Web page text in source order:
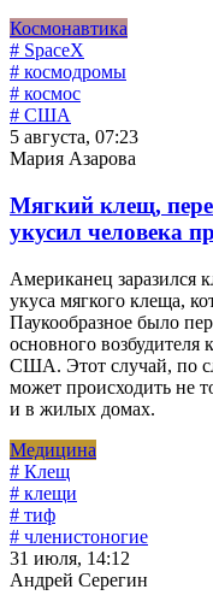
Космонавтика
# SpaceX
# космодромы
# космос
# США
5 августа, 07:23
Мария Азарова
Мягкий клещ,
укусил человека
Американец заразился
укуса мягкого клеща,
Паукообразное было
основного возбудителя
США. Этот случай, по
может происходить не
и в жилых домах.
Медицина
# Клещ
# клещи
# тиф
# членистоногие
31 июля, 14:12
Андрей Серегин